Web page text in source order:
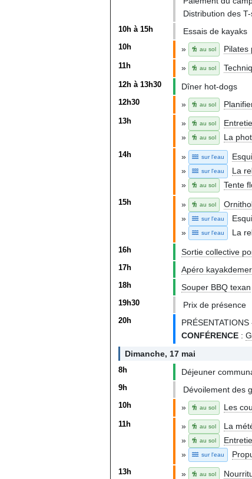
Distribution des
10h à 15h Essais de kayaks
10h » au sol Pilates
11h » au sol
12h à 13h30 Dîner hot-dogs
12h30 » au sol
13h » au sol
»
au sol La
14h » sur l'eau
»
sur l'eau La
»
au sol Tente
15h » au sol
»
sur l'eau
»
sur l'eau La
16h Sortie collective
17h Apéro
18h Souper BBQ texan
19h30 Prix de présence
20h
CONFÉRENCE:
Dimanche, 17 mai
8h Déjeuner
9h Dévoilement des
10h » au sol Les
11h » au sol La
»
au sol
»
sur l'eau
13h » au sol